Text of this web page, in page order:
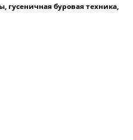
гусеничная буровая техника,